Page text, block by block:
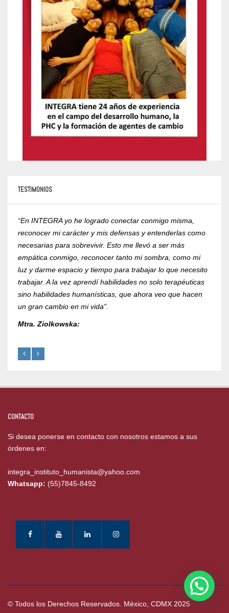
TESTIMONIOS
“En INTEGRA yo he logrado conectar conmigo misma,
reconocer mi carácter y mis defensas y entenderlas como
necesarias para sobrevivir. Esto me llevó a ser más
empática conmigo, reconocer tanto mi sombra, como mi
luz y darme espacio y tiempo para trabajar lo que necesito
trabajar. A la vez aprendí habilidades no solo terapéuticas
sino habilidades humanísticas, que ahora veo que hacen
un gran cambio en mi vida”.
Mtra. Ziolkowska:
CONTACTO
Si desea ponerse en contacto con nosotros estamos a sus
órdenes en:
integra_instituto_humanista@yahoo.com
Whatsapp: (55)7845-8492
© Todos los Derechos Reservados. México, CDMX 2025